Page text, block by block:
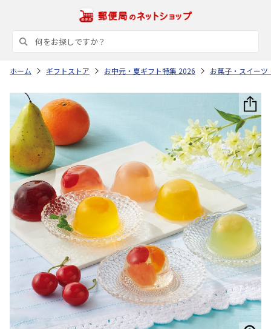
ホーム ギフトストア お中元・夏ギフト特集 2026 お菓子・スイーツ